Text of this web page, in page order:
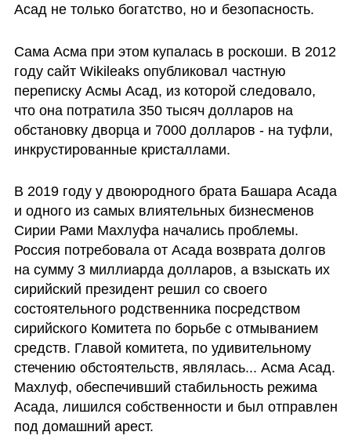
Асад не только богатство, но и безопасность.
Сама Асма при этом купалась в роскоши. В 2012
году сайт Wikileaks опубликовал частную
переписку Асмы Асад, из которой следовало,
что она потратила 350 тысяч долларов на
обстановку дворца и 7000 долларов - на туфли,
инкрустированные кристаллами.
В 2019 году у двоюродного брата Башара Асада
и одного из самых влиятельных бизнесменов
Сирии Рами Махлуфа начались проблемы.
Россия потребовала от Асада возврата долгов
на сумму 3 миллиарда долларов, а взыскать их
сирийский президент решил со своего
состоятельного родственника посредством
сирийского Комитета по борьбе с отмыванием
средств. Главой комитета, по удивительному
стечению обстоятельств, являлась... Асма Асад.
Махлуф, обеспечивший стабильность режима
Асада, лишился собственности и был отправлен
под домашний арест.